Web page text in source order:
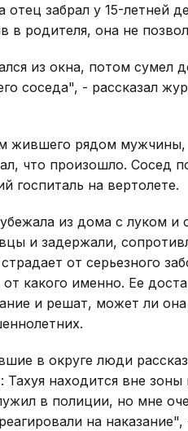
отец забрал у 15-летней
в родителя, она не
из окна, потом сумел
соседа", - рассказал
жившего рядом мужчины,
что произошло. Сосед
госпиталь на вертолете.
из дома с луком и
и задержали,
от серьезного
от какого именно. Ее
и решат, может ли
в округе люди
Тахуя находится вне
в полиции, но мне
на